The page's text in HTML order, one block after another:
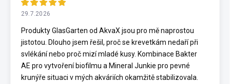
29.7.2026
Produkty GlasGarten od AkvaX jsou pro mě naprostou
jistotou. Dlouho jsem řešil, proč se krevetkám nedaří při
svlékání nebo proč mizí mladé kusy. Kombinace Bakter
AE pro vytvoření biofilmu a Mineral Junkie pro pevné
krunýře situaci v mých akváriích okamžitě stabilizovala.